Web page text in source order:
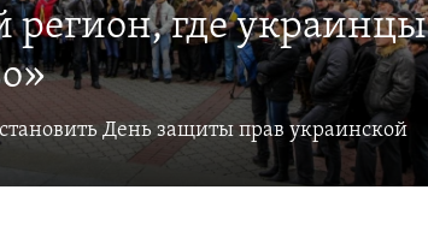
регион, где украинцы
День защиты прав украинской